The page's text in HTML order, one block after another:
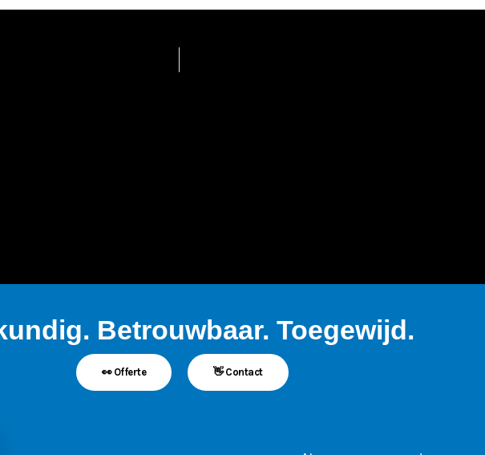
Betrouwbaar. Toegewijd.
👀 Offerte 👋 Contact